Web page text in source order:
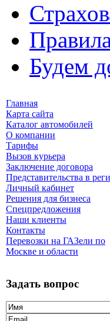
Будем
Главная
Карта сайта
Каталог автомобилей
О компании
Тарифы
Вызов курьера
Заключение договора
Представительства в
Личный кабинет
Решения для бизнеса
Спецпредложения
Наши клиенты
Контакты
Перевозки на ГАЗели по
Москве и области
Задать вопрос